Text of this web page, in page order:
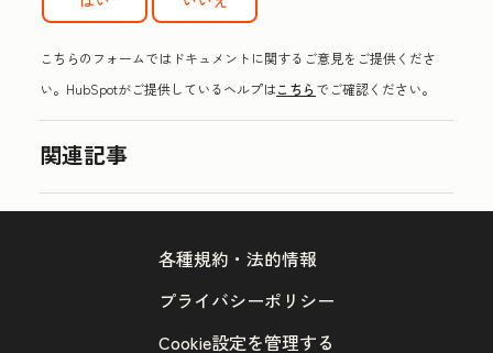
こちらのフォームではドキュメントに関するご意見をご提供くださ
い。HubSpotがご提供しているヘルプはこちらでご確認ください。
関連記事
各種規約・法的情報
プライバシーポリシー
Cookie設定を管理する